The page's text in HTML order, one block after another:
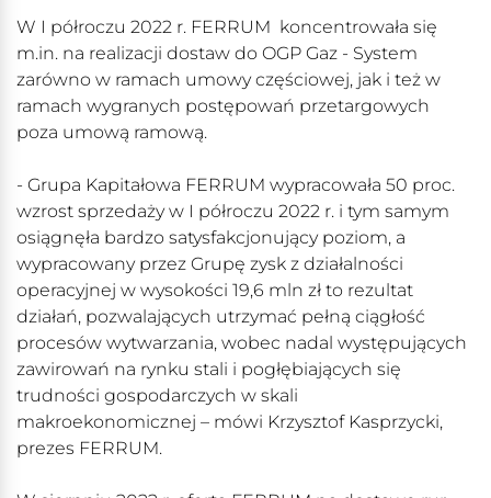
W I półroczu 2022 r. FERRUM koncentrowała się
m.in. na realizacji dostaw do OGP Gaz - System
zarówno w ramach umowy częściowej, jak i też w
ramach wygranych postępowań przetargowych
poza umową ramową.
- Grupa Kapitałowa FERRUM wypracowała 50 proc.
wzrost sprzedaży w I półroczu 2022 r. i tym samym
osiągnęła bardzo satysfakcjonujący poziom, a
wypracowany przez Grupę zysk z działalności
operacyjnej w wysokości 19,6 mln zł to rezultat
działań, pozwalających utrzymać pełną ciągłość
procesów wytwarzania, wobec nadal występujących
zawirowań na rynku stali i pogłębiających się
trudności gospodarczych w skali
makroekonomicznej – mówi Krzysztof Kasprzycki,
prezes FERRUM.